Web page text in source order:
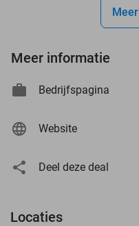
Meer informatie
Bedrijfspagina
Website
Deel deze deal
Locaties